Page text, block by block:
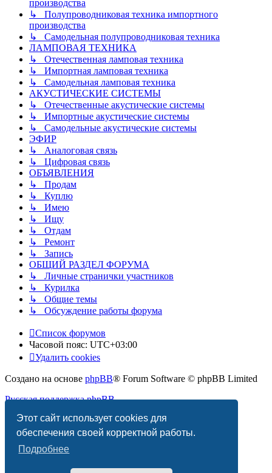
Этот сайт использует cookies для
обеспечения своей корректной работы.
Подробнее
производства
↳ Полупроводниковая техника импортного
производства
↳ Самодельная полупроводниковая техника
ЛАМПОВАЯ ТЕХНИКА
↳ Отечественная ламповая техника
↳ Импортная ламповая техника
↳ Самодельная ламповая техника
АКУСТИЧЕСКИЕ СИСТЕМЫ
↳ Отечественные акустические системы
↳ Импортные акустические системы
↳ Самодельные акустические системы
ЭФИР
↳ Аналоговая связь
↳ Цифровая связь
ОБЪЯВЛЕНИЯ
↳ Продам
↳ Куплю
↳ Имею
↳ Ищу
↳ Отдам
↳ Ремонт
↳ Запись
ОБЩИЙ РАЗДЕЛ ФОРУМА
↳ Личные странички участников
↳ Курилка
↳ Общие темы
↳ Обсуждение работы форума
Список форумов
Часовой пояс: UTC+03:00
Удалить cookies
Создано на основе phpBB® Forum Software © phpBB Limited
Русская поддержка phpBB
Конфиденциальность |Правила